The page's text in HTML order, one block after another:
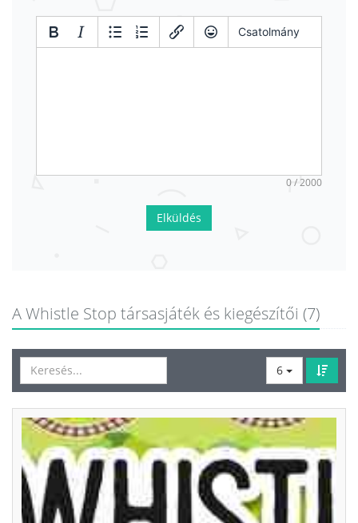
Csatolmány
0 / 2000
Elküldés
A Whistle Stop társasjáték és kiegészítői (7)
6